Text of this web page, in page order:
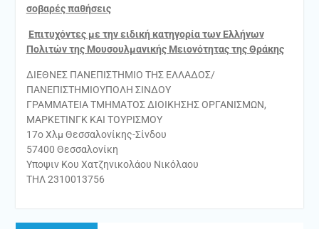
σοβαρές παθήσεις
Επιτυχόντες με την ειδική κατηγορία των Ελλήνων
Πολιτών της Μουσουλμανικής Μειονότητας της Θράκης
ΔΙΕΘΝΕΣ ΠΑΝΕΠΙΣΤΗΜΙΟ ΤΗΣ ΕΛΛΑΔΟΣ/
ΠΑΝΕΠΙΣΤΗΜΙΟΥΠΟΛΗ ΣΙΝΔΟΥ
ΓΡΑΜΜΑΤΕΙΑ ΤΜΗΜΑΤΟΣ ΔΙΟΙΚΗΣΗΣ ΟΡΓΑΝΙΣΜΩΝ,
ΜΑΡΚΕΤΙΝΓΚ ΚΑΙ ΤΟΥΡΙΣΜΟΥ
17o Χλμ Θεσσαλονίκης-Σίνδου
57400 Θεσσαλονίκη
Υποψιν Κου Χατζηνικολάου Νικόλαου
ΤΗΛ 2310013756
Πλοήγηση